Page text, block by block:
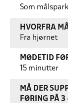
Som målspark
HVORFRA
Fra hjørnet
MØDETID
15 minutter
MÅ DER
FØRING PÅ